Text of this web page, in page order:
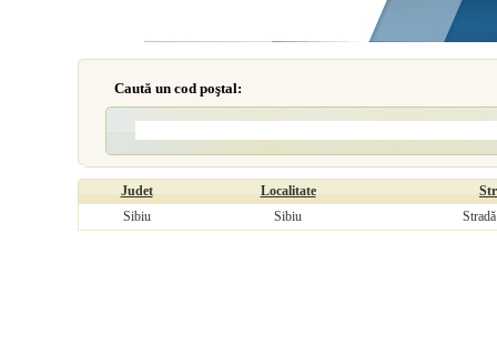
Caută un cod poştal:
Judet Localitate
Sibiu
Sibiu